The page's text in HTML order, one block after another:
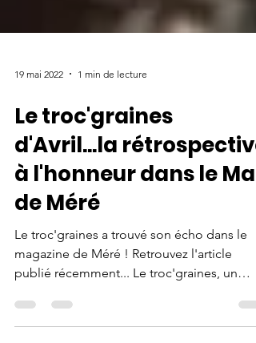
19 mai 2022 1 min de lecture
Le troc'graines
d'Avril...la rétrospective
à l'honneur dans le Mag
de Méré
Le troc'graines a trouvé son écho dans le
magazine de Méré ! Retrouvez l'article
publié récemment... Le troc'graines, un